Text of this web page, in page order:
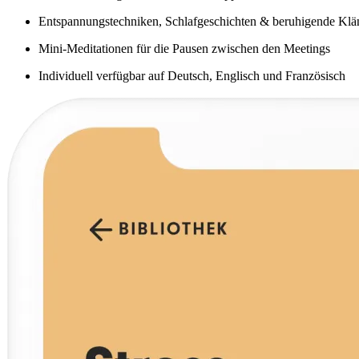
Entspannungstechniken, Schlafgeschichten & beruhigende
Mini-Meditationen für die Pausen zwischen den Meetings
Individuell verfügbar auf Deutsch, Englisch und Französisch